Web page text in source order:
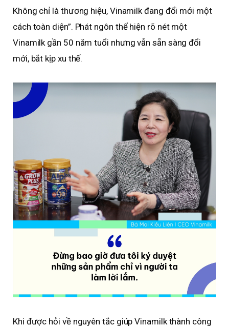
Không chỉ là thương hiệu, Vinamilk đang đổi mới một
cách toàn diện”. Phát ngôn thể hiện rõ nét một
Vinamilk gần 50 năm tuổi nhưng vẫn sẵn sàng đổi
mới, bắt kịp xu thế.
Khi được hỏi về nguyên tắc giúp Vinamilk thành công